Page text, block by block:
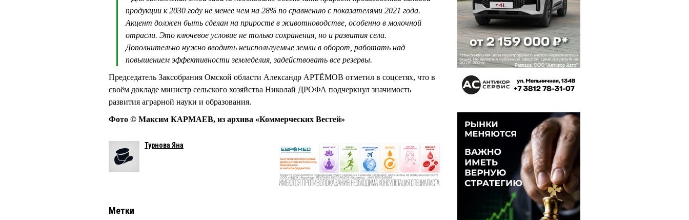
продукции к 2030 году не менее чем на 28% по сравнению с показателями 2021 года.
Акцент должен быть сделан на приросте в животноводстве, особенно в молочной
отрасли. Это ключевое условие не только сохранения, но и развития села.
Дополнительно нужно вводить неиспользуемые земли в оборот, работать над
повышением эффективности земледелия, задействовать все резервы.
Председатель Заксобрания Омской области Александр АРТЁМОВ отметил в соцсетях, что в
своём докладе министр сельского хозяйства Николай ДРОФА подчеркнул значимость
развития аграрной науки и образования.
Фото © Максим КАРМАЕВ, из архива «Коммерческих Вестей»
Турнова Яна
Метки